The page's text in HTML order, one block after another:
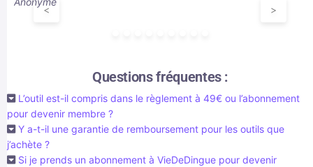
< >
Questions fréquentes :
L’outil est-il compris dans le règlement à 49€ ou l’abonnement
pour devenir membre ?
Y a-t-il une garantie de remboursement pour les outils que
j’achète ?
Si je prends un abonnement à VieDeDingue pour devenir